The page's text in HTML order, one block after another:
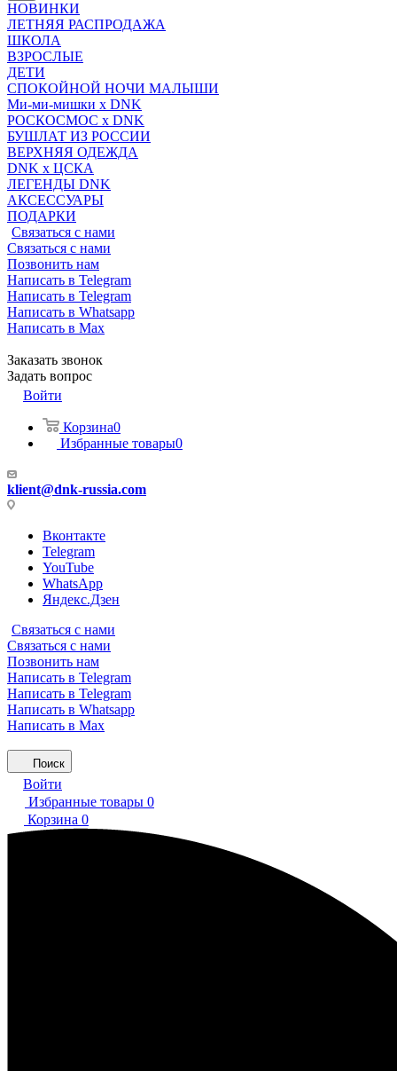
НОВИНКИ
ЛЕТНЯЯ РАСПРОДАЖА
ШКОЛА
ВЗРОСЛЫЕ
ДЕТИ
СПОКОЙНОЙ НОЧИ МАЛЫШИ
Ми-ми-мишки x DNK
РОСКОСМОС x DNK
БУШЛАТ ИЗ РОССИИ
ВЕРХНЯЯ ОДЕЖДА
DNK x ЦСКА
ЛЕГЕНДЫ DNK
АКСЕССУАРЫ
ПОДАРКИ
Связаться с нами
Связаться с нами
Позвонить нам
Написать в Telegram
Написать в Telegram
Написать в Whatsapp
Написать в Max
Заказать звонок
Задать вопрос
Войти
Корзина0
Избранные товары0
klient@dnk-russia.com
Вконтакте
Telegram
YouTube
WhatsApp
Яндекс.Дзен
Связаться с нами
Связаться с нами
Позвонить нам
Написать в Telegram
Написать в Telegram
Написать в Whatsapp
Написать в Max
Поиск
Войти
Избранные товары 0
Корзина 0